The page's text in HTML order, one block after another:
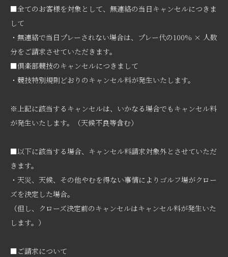
■全てのお客様を対象として、無連絡の当日キャンセルにつきま
して
・無連絡で当日プレーされない場合は、プレー代の100% × 人数
分をご請求させていただきます。
■倶楽部競技のキャンセルにつきまして
・競技特別規則どおりのキャンセル料が発生いたします。
※上記に該当するキャンセルは、いかなる場合でもキャンセル料
が発生いたします。（天候不良等含む）
■以下に該当する場合、キャンセル料請求対象外とさせていただ
きます。
・天災、天候、その他やむを得ない事情によりゴルフ場がクロー
ズを決定した場合。
（但し、クローズ決定前のキャンセルはキャンセル料が発生いた
します。）
■ご請求について